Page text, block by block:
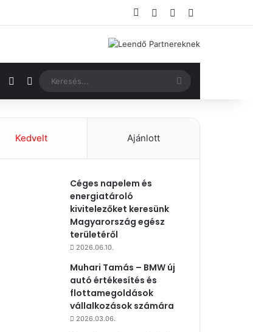
FacebookBejelentkezés
Véletlenszerű
Véletlenszerű cikk
Switch skin
Kedvelt Ajánlott
Céges napelem és
energiatároló
kivitelezőket keresünk
Magyarország egész
területéről
2026.06.10.
Muhari Tamás – BMW új
autó értékesítés és
flottamegoldások
vállalkozások számára
2026.03.06.